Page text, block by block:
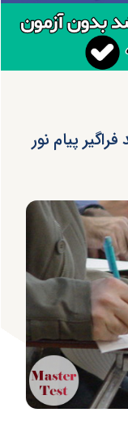
فراگیر پیام نور